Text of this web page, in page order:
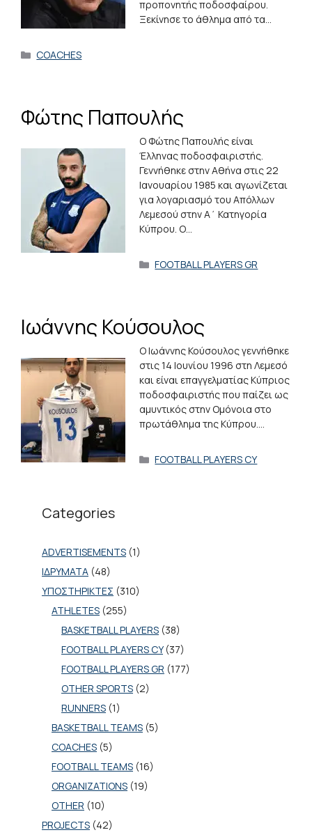
προπονητής ποδοσφαίρου.
Ξεκίνησε το άθλημα από τα…
Κατηγορίες
COACHES
Φώτης Παπουλής
Ο Φώτης Παπουλής είναι
Έλληνας ποδοσφαιριστής.
Γεννήθηκε στην Αθήνα στις 22
Ιανουαρίου 1985 και αγωνίζεται
για λογαριασμό του Απόλλων
Λεμεσού στην Α΄ Κατηγορία
Κύπρου. Ο…
Κατηγορίες
FOOTBALL PLAYERS GR
Ιωάννης Κούσουλος
Ο Ιωάννης Κούσουλος γεννήθηκε
στις 14 Ιουνίου 1996 στη Λεμεσό
και είναι επαγγελματίας Κύπριος
ποδοσφαιριστής που παίζει ως
αμυντικός στην Ομόνοια στο
πρωτάθλημα της Κύπρου.…
Κατηγορίες
FOOTBALL PLAYERS CY
Categories
ADVERTISEMENTS (1)
ΙΔΡΥΜΑΤΑ (48)
ΥΠΟΣΤΗΡΙΚΤΕΣ (310)
ATHLETES (255)
BASKETBALL PLAYERS (38)
FOOTBALL PLAYERS CY(37)
FOOTBALL PLAYERS GR (177)
OTHER SPORTS (2)
RUNNERS (1)
BASKETBALL TEAMS (5)
COACHES (5)
FOOTBALL TEAMS (16)
ORGANIZATIONS (19)
OTHER (10)
PROJECTS (42)